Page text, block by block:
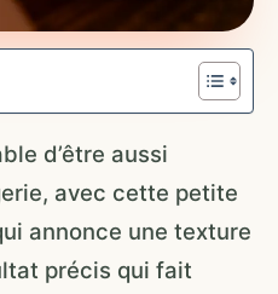
d’être aussi
avec cette petite
annonce une texture
précis qui fait